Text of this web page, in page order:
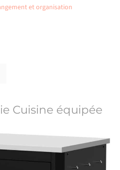
et organisation
Cuisine équipée